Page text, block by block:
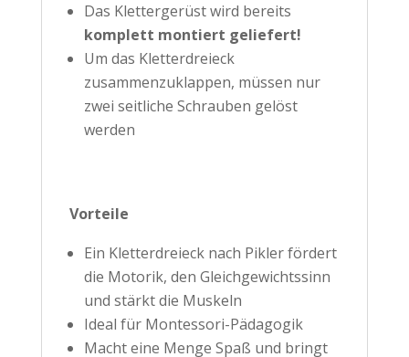
Das Klettergerüst wird bereits
komplett montiert geliefert!
Um das Kletterdreieck
zusammenzuklappen, müssen nur
zwei seitliche Schrauben gelöst
werden
Vorteile
Ein Kletterdreieck nach Pikler fördert
die Motorik, den Gleichgewichtssinn
und stärkt die Muskeln
Ideal für Montessori-Pädagogik
Macht eine Menge Spaß und bringt